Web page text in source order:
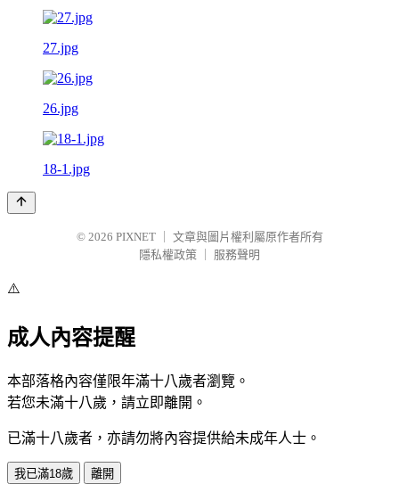
27.jpg
26.jpg
18-1.jpg
© 2026 PIXNET
文章與圖片權利屬原作者所有
隱私權政策
服務聲明
⚠️
成人內容提醒
本部落格內容僅限年滿十八歲者瀏覽。
若您未滿十八歲，請立即離開。
已滿十八歲者，亦請勿將內容提供給未成年人士。
我已滿18歲 離開